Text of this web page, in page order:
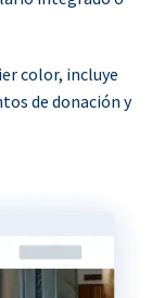
color, incluye
de donación y